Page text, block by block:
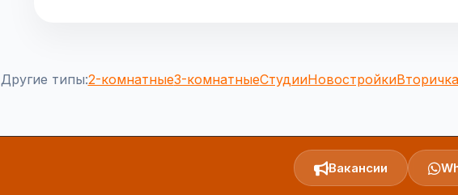
Другие типы:2-комнатные3-комнатныеСтудииНовостройкиВторичка
Вакансии